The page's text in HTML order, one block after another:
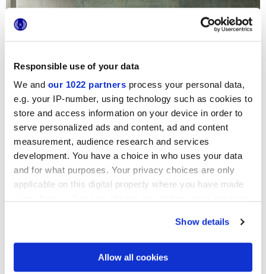
Responsible use of your data
We and our 1022 partners process your personal data,
e.g. your IP-number, using technology such as cookies to
store and access information on your device in order to
serve personalized ads and content, ad and content
measurement, audience research and services
development. You have a choice in who uses your data
and for what purposes. Your privacy choices are only
applicable on this digital property where you have made
If you allow, we would also like to:
Collect information about your geographical
Show details
Allow all cookies